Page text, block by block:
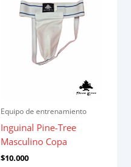
Equipo de entrenamiento
Inguinal Pine-Tree
Masculino Copa
$10.000